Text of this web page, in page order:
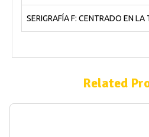
SERIGRAFÍA F: CENTRADO EN
Related